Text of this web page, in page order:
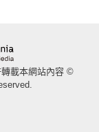
載本網站內容 ©